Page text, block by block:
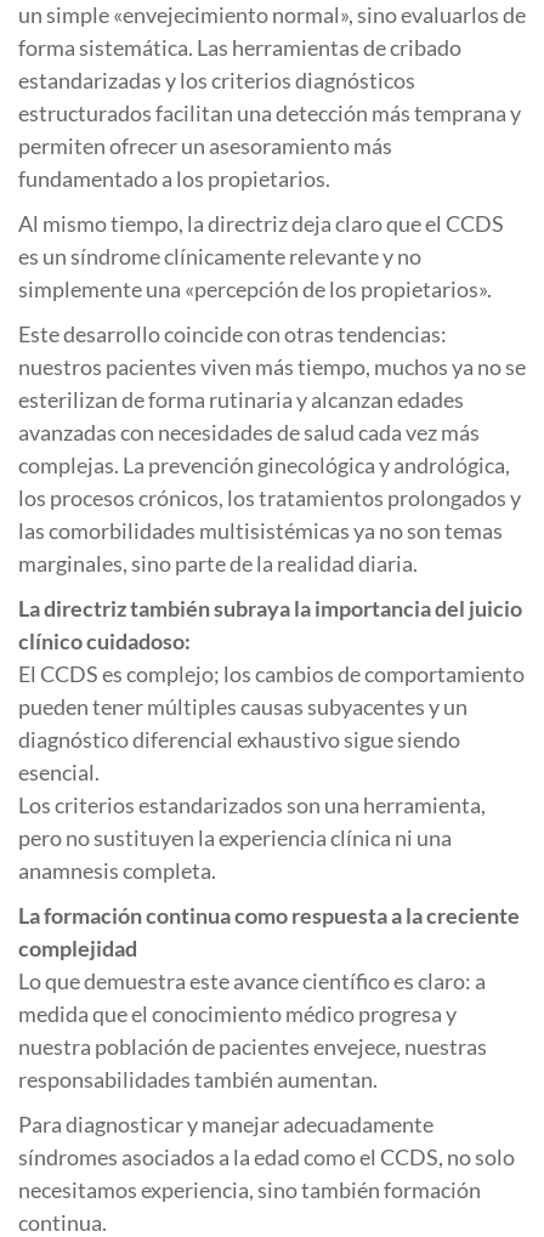
un simple «envejecimiento normal», sino evaluarlos de
forma sistemática. Las herramientas de cribado
estandarizadas y los criterios diagnósticos
estructurados facilitan una detección más temprana y
permiten ofrecer un asesoramiento más
fundamentado a los propietarios.
Al mismo tiempo, la directriz deja claro que el CCDS
es un síndrome clínicamente relevante y no
simplemente una «percepción de los propietarios».
Este desarrollo coincide con otras tendencias:
nuestros pacientes viven más tiempo, muchos ya no se
esterilizan de forma rutinaria y alcanzan edades
avanzadas con necesidades de salud cada vez más
complejas. La prevención ginecológica y andrológica,
los procesos crónicos, los tratamientos prolongados y
las comorbilidades multisistémicas ya no son temas
marginales, sino parte de la realidad diaria.
La directriz también subraya la importancia del juicio
clínico cuidadoso:
El CCDS es complejo; los cambios de comportamiento
pueden tener múltiples causas subyacentes y un
diagnóstico diferencial exhaustivo sigue siendo
esencial.
Los criterios estandarizados son una herramienta,
pero no sustituyen la experiencia clínica ni una
anamnesis completa.
La formación continua como respuesta a la creciente
complejidad
Lo que demuestra este avance científico es claro: a
medida que el conocimiento médico progresa y
nuestra población de pacientes envejece, nuestras
responsabilidades también aumentan.
Para diagnosticar y manejar adecuadamente
síndromes asociados a la edad como el CCDS, no solo
necesitamos experiencia, sino también formación
continua.